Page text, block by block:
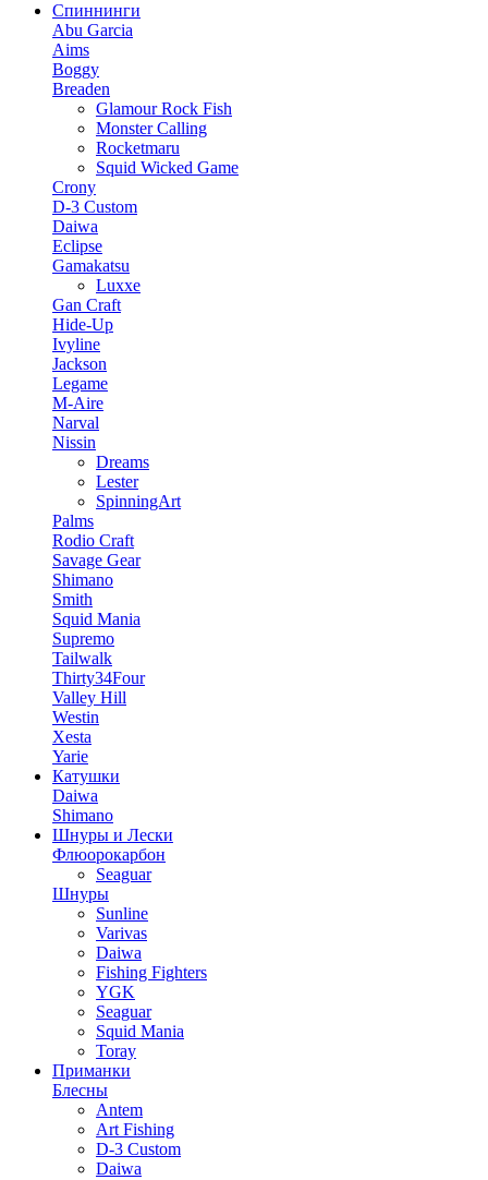
Спиннинги
Abu Garcia
Aims
Boggy
Breaden
Glamour Rock Fish
Monster Calling
Rocketmaru
Squid Wicked Game
Crony
D-3 Custom
Daiwa
Eclipse
Gamakatsu
Luxxe
Gan Craft
Hide-Up
Ivyline
Jackson
Legame
M-Aire
Narval
Nissin
Dreams
Lester
SpinningArt
Palms
Rodio Craft
Savage Gear
Shimano
Smith
Squid Mania
Supremo
Tailwalk
Thirty34Four
Valley Hill
Westin
Xesta
Yarie
Катушки
Daiwa
Shimano
Шнуры и Лески
Флюорокарбон
Seaguar
Шнуры
Sunline
Varivas
Daiwa
Fishing Fighters
YGK
Seaguar
Squid Mania
Toray
Приманки
Блесны
Antem
Art Fishing
D-3 Custom
Daiwa